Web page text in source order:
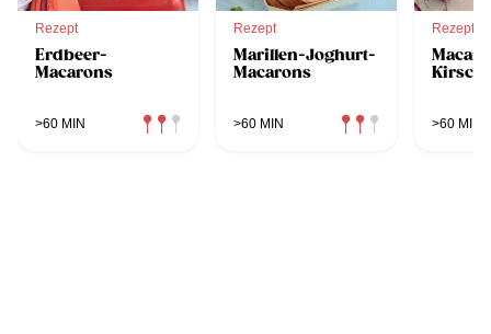
Rezept
Erdbeer-
Macarons
>60 MIN
Rezept
Marillen-Joghurt-
Macarons
>60 MIN
Rezept
>60 MIN